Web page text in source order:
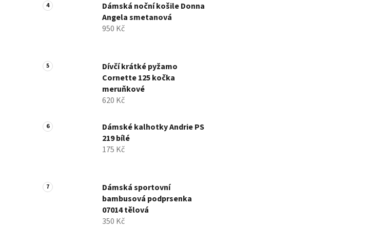
Dámská noční košile Donna
Angela smetanová
950 Kč
Dívčí krátké pyžamo
Cornette 125 kočka
meruňkové
620 Kč
Dámské kalhotky Andrie PS
219 bílé
175 Kč
Dámská sportovní
bambusová podprsenka
07014 tělová
350 Kč